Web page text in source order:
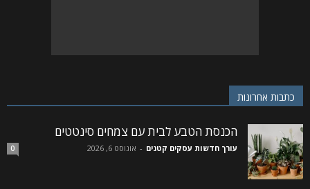
כתבות אחרונות
הכנסת הטבע לבית עם צמחים סינטטים
עורך חדשות עסקים קטנים - אוגוסט 6, 2026 0